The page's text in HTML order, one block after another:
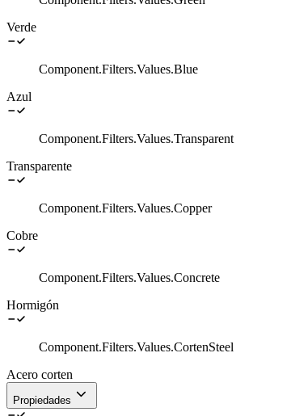
Verde
Component.Filters.Values.Blue
Azul
Component.Filters.Values.Transparent
Transparente
Component.Filters.Values.Copper
Cobre
Component.Filters.Values.Concrete
Hormigón
Component.Filters.Values.CortenSteel
Acero corten
Propiedades